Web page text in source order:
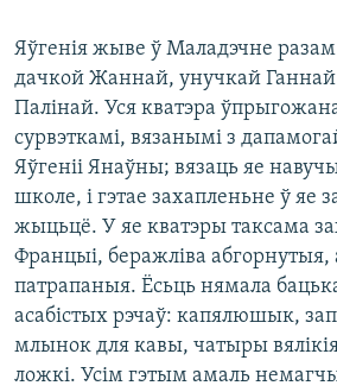
Яўгенія жыве ў Маладэчне
дачкой Жаннай, унучкай Ганнай
Палінай. Уся кватэра
сурвэткамі, вязанымі з
Яўгеніі Янаўны; вязаць яе
школе, і гэтае захапленьне ў яе
жыцьцё. У яе кватэры таксама
Францыі, беражліва абгорнутыя,
патрапаныя. Ёсьць нямала
асабістых рэчаў: капялюшык,
млынок для кавы, чатыры
ложкі. Усім гэтым амаль